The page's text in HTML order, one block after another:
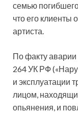
семью
что его клиенты
артиста.
По факту аварии
264 УК РФ
и эксплуатации
лицом,
опьянения, и